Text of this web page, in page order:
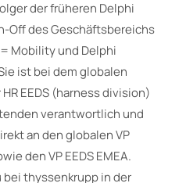
der früheren Delphi
Off des Geschäftsbereichs
Mobility und Delphi
ist bei dem globalen
EEDS (harness division)
verantwortlich und
an den globalen VP
den VP EEDS EMEA.
bei thyssenkrupp in der